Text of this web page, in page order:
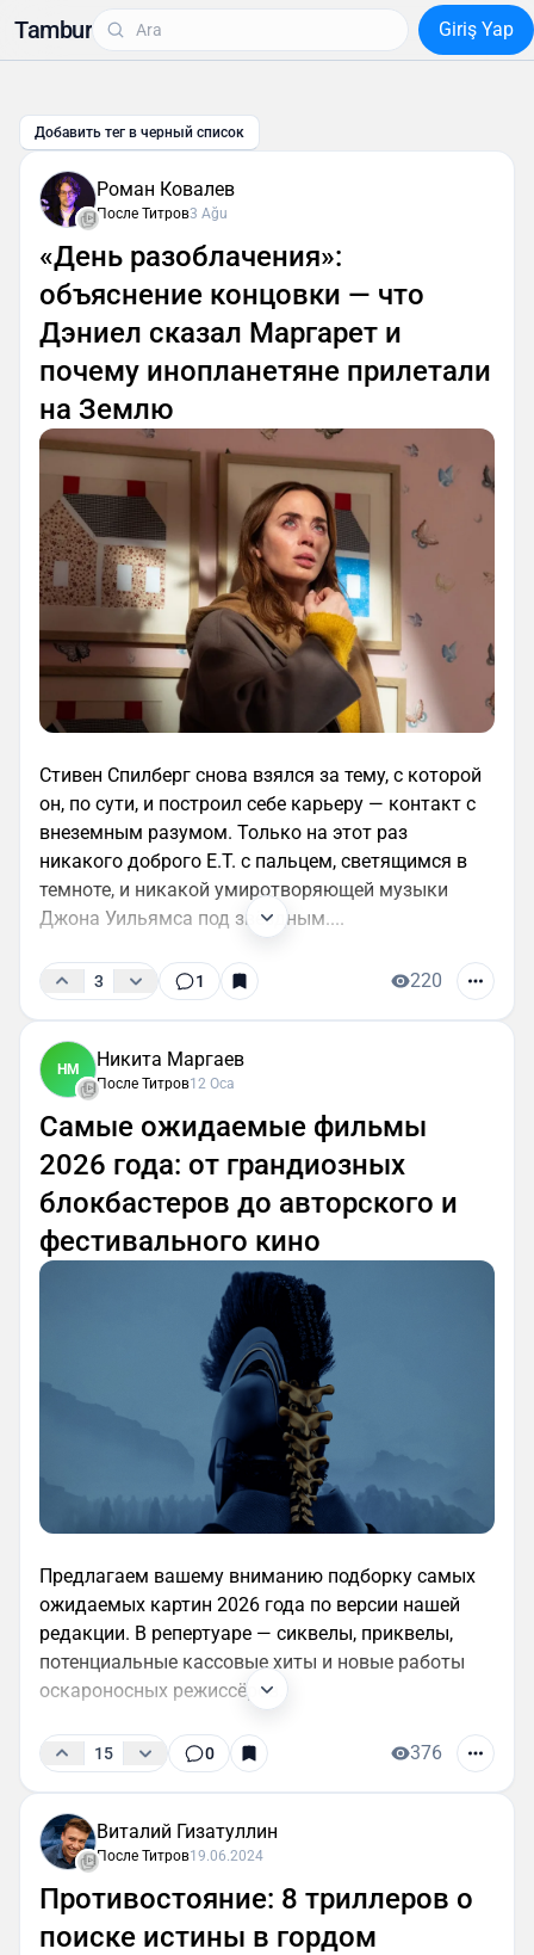
Tambur Giriş Yap
Добавить тег в черный список
Роман Ковалев
После Титров3 Ağu
«День разоблачения»:
объяснение концовки — что
Дэниел сказал Маргарет и
почему инопланетяне прилетали
на Землю
Стивен Спилберг снова взялся за тему, с которой
он, по сути, и построил себе карьеру — контакт с
внеземным разумом. Только на этот раз
никакого доброго E.T. с пальцем, светящимся в
темноте, и никакой умиротворяющей музыки
Джона Уильямса под звёздным....
3 1 220
НМ Никита Маргаев
После Титров12 Oca
Самые ожидаемые фильмы
2026 года: от грандиозных
блокбастеров до авторского и
фестивального кино
Предлагаем вашему вниманию подборку самых
ожидаемых картин 2026 года по версии нашей
редакции. В репертуаре — сиквелы, приквелы,
потенциальные кассовые хиты и новые работы
оскароносных режиссёров.
15 0 376
Виталий Гизатуллин
После Титров19.06.2024
Противостояние: 8 триллеров о
поиске истины в гордом